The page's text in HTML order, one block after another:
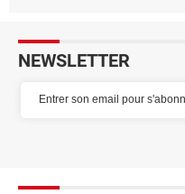
NEWSLETTER